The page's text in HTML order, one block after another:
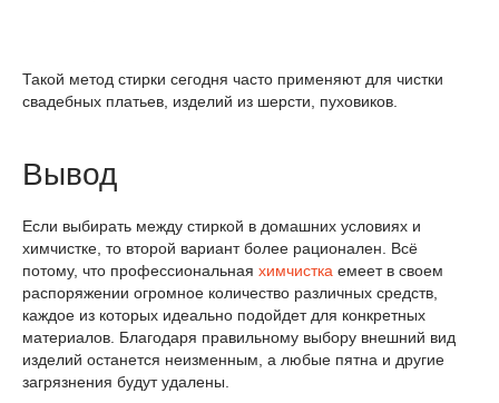
Такой метод стирки сегодня часто применяют для чистки
свадебных платьев, изделий из шерсти, пуховиков.
Вывод
Если выбирать между стиркой в домашних условиях и
химчистке, то второй вариант более рационален. Всё
потому, что профессиональная химчистка емеет в своем
распоряжении огромное количество различных средств,
каждое из которых идеально подойдет для конкретных
материалов. Благодаря правильному выбору внешний вид
изделий останется неизменным, а любые пятна и другие
загрязнения будут удалены.